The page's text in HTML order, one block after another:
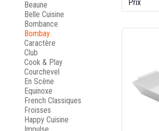
Beaune
Belle Cuisine
Bombance
Bombay
Caractère
Club
Cook & Play
Courchevel
En Scène
Equinoxe
French Classiques
Froisses
Happy Cuisine
Prix